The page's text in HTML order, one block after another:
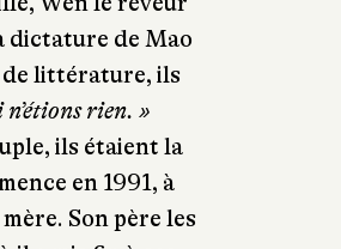
dictature de Mao
de littérature, ils
rien. »
ils étaient la
en 1991, à
Son père les